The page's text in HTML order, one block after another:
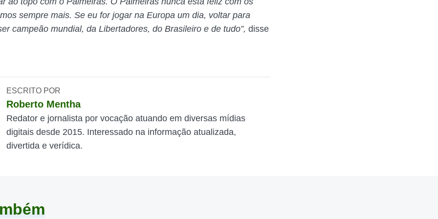
sempre mais. Se eu for jogar na Europa um dia, voltar para
campeão mundial, da Libertadores, do Brasileiro e de tudo”, disse
ESCRITO POR
Roberto Mentha
Redator e jornalista por vocação atuando em diversas mídias
digitais desde 2015. Interessado na informação atualizada,
divertida e verídica.